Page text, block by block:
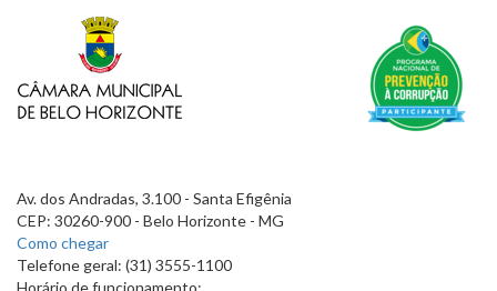
Av. dos Andradas, 3.100 - Santa Efigênia
CEP: 30260-900 - Belo Horizonte - MG
Como chegar
Telefone geral: (31) 3555-1100